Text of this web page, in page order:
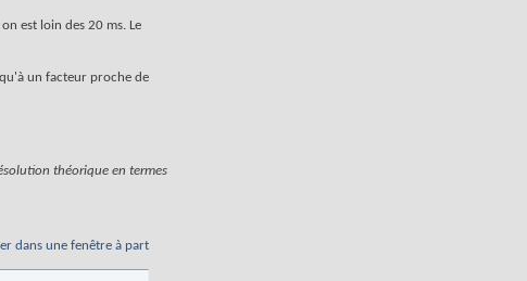
est loin des 20 ms. Le
un facteur proche de
théorique en termes
dans une fenêtre à part